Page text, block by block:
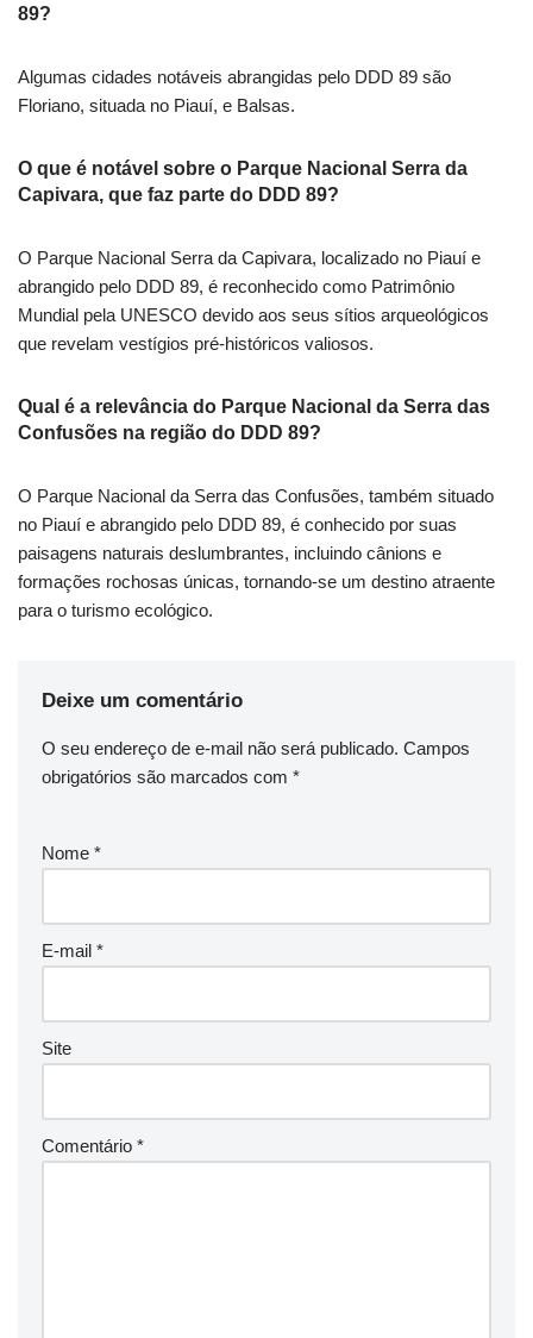
89?
Algumas cidades notáveis abrangidas pelo DDD 89 são
Floriano, situada no Piauí, e Balsas.
O que é notável sobre o Parque Nacional Serra da
Capivara, que faz parte do DDD 89?
O Parque Nacional Serra da Capivara, localizado no Piauí e
abrangido pelo DDD 89, é reconhecido como Patrimônio
Mundial pela UNESCO devido aos seus sítios arqueológicos
que revelam vestígios pré-históricos valiosos.
Qual é a relevância do Parque Nacional da Serra das
Confusões na região do DDD 89?
O Parque Nacional da Serra das Confusões, também situado
no Piauí e abrangido pelo DDD 89, é conhecido por suas
paisagens naturais deslumbrantes, incluindo cânions e
formações rochosas únicas, tornando-se um destino atraente
para o turismo ecológico.
Deixe um comentário
O seu endereço de e-mail não será publicado. Campos
obrigatórios são marcados com *
Nome *
E-mail *
Site
Comentário *